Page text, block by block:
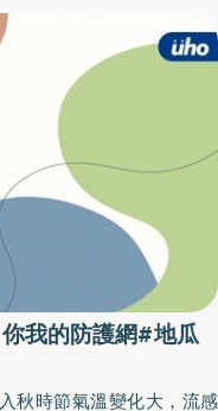
圓口感更佳；而湯底則應
可準備昆布、香菇加入高
菜、茼蒿都是不錯的選
更均衡。最後，趙函穎營
不會過量，而湯圓可當作
畫中的主食類做代換，並
又不變胖！
也針對小家庭設計了一套
用低油、低鹽方式與增加
大家在享受美味之餘，
營養師說明，年菜選用新
不同種類的菇類去熬煮，
僅含多種維生素、礦物質
喝雞湯之餘還可以攝取到
為湯品含高普林的菇類，
可把雞皮撥掉不要吃；在
米製品，較容易脹氣不舒
蒸的蘿蔔糕軟嫩的質感非
但因使用少許的櫻花蝦
小鴨健康上桌而一般傳統
我的防護網#地瓜
秋時節氣溫變化大，流感